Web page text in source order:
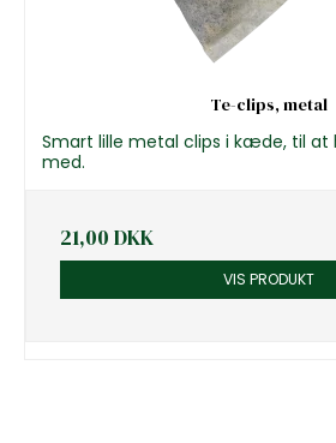
Te-clips, metal
Smart lille metal clips i kæde, til at
med.
21,00 DKK
VIS PRODUKT